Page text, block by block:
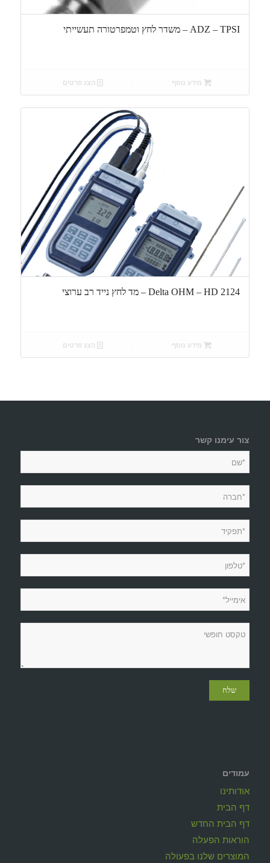
ADZ – TPSI – משדר לחץ וטמפרטורה תעשייתי
מידע נוסף הצג פרטים
Delta OHM – HD 2124 – מד לחץ נייד רב ערוצי
מידע נוסף הצג פרטים
צור עימנו קשר
עמודים
אודותינו
דף הבית
דף הבית החדש
הוראות הפעלה
המוצרים שלנו בפעולה